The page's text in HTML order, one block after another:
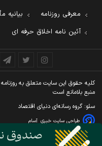
معرفی روزنامه
بیانیه
آئین نامه اخلاق حرفه ای
کليه حقوق اين سايت متعلق به روزنامه
منبع بلامانع است
سئو: گروه رسانه‌ای دنیای اقتصاد
طراحی سایت خبری آسام